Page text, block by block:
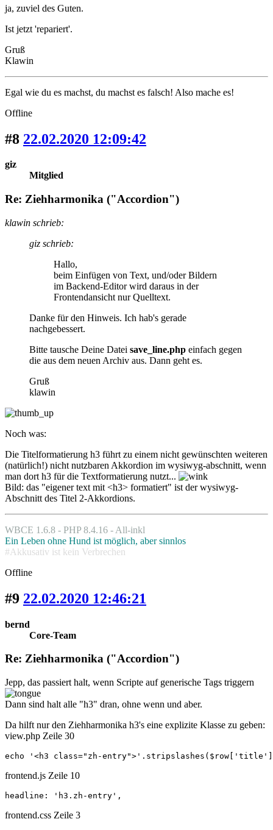
ja, zuviel des Guten.
Ist jetzt 'repariert'.
Gruß
Klawin
Egal wie du es machst, du machst es falsch! Also mache es!
Offline
#8 22.02.2020 12:09:42
giz
Mitglied
Re: Ziehharmonika ("Accordion")
klawin schrieb:
giz schrieb:
Hallo,
beim Einfügen von Text, und/oder Bildern
im Backend-Editor wird daraus in der
Frontendansicht nur Quelltext.
Danke für den Hinweis. Ich hab's gerade
nachgebessert.
Bitte tausche Deine Datei save_line.php einfach gegen
die aus dem neuen Archiv aus. Dann geht es.
Gruß
klawin
Noch was:
Die Titelformatierung h3 führt zu einem nicht gewünschten weiteren
(natürlich!) nicht nutzbaren Akkordion im wysiwyg-abschnitt, wenn
man dort h3 für die Textformatierung nutzt...
Bild: das "eigener text mit <h3> formatiert" ist der wysiwyg-
Abschnitt des Titel 2-Akkordions.
WBCE 1.6.8 - PHP 8.4.16 - All-inkl
Ein Leben ohne Hund ist möglich, aber sinnlos
#Akkusativ ist kein Verbrechen
Offline
#9 22.02.2020 12:46:21
bernd
Core-Team
Re: Ziehharmonika ("Accordion")
Jepp, das passiert halt, wenn Scripte auf generische Tags triggern
Dann sind halt alle "h3" dran, ohne wenn und aber.
Da hilft nur den Ziehharmonika h3's eine explizite Klasse zu geben:
view.php Zeile 30
echo '<h3 class="zh-
frontend.js Zeile 10
headline: 'h3.zh-entry',
frontend.css Zeile 3